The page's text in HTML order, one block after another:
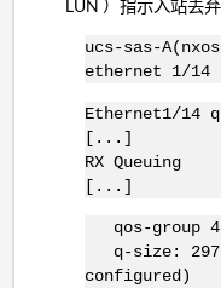
LUN ）指示入站丢
ucs-sas-A(nxos
ethernet 1/14
Ethernet1/14
[...]
RX Queuing
[...]
qos-group 4
q-size:
configured)